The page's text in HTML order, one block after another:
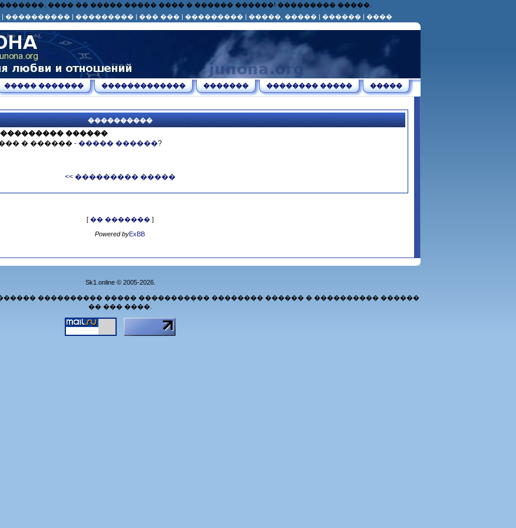
���������, ���� �� ����� ����� ���� � ������ ������! ��������� �����.
| ���������� | ��������� | ��� ��� | ��������� | �����, ����� | ������ | ����
����� ������� ������������� ������� �������� ����� �����
����������
������
� ������ - ����� ������?
<< ��������� �����
[ �� �������]
Powered byExBB
Sk1.online © 2005-2026.
���������� ����� ����������� �������� ������ � ���������� ������
�� ��� ����.